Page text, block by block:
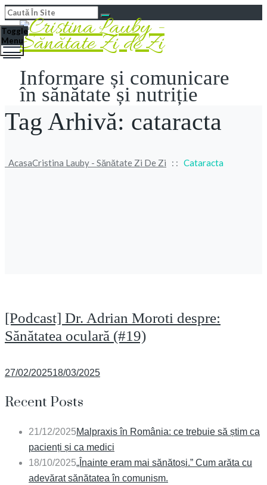
Informare și comunicare
în sănătate și nutriție
Toggle
Menu
Tag Arhivă: cataracta
AcasaCristina Lauby - Sănătate Zi De Zi : : Cataracta
[Podcast] Dr. Adrian Moroti despre:
Sănătatea oculară (#19)
Posted
27/02/202518/03/2025
Recent Posts
21/12/2025Malpraxis în România: ce trebuie să știm ca
pacienți și ca medici
18/10/2025„Înainte eram mai sănătoși.” Cum arăta cu
adevărat sănătatea în comunism.